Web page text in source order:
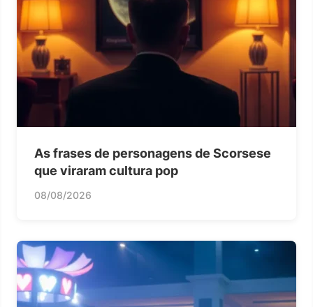
As frases de personagens de Scorsese
que viraram cultura pop
08/08/2026